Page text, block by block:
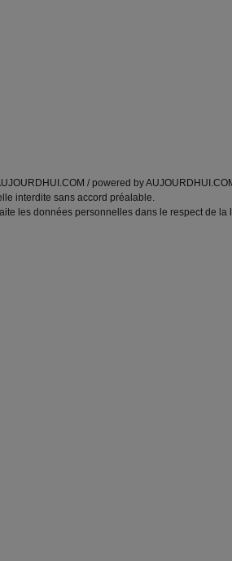
/ powered by
interdite sans accord préalable.
les données personnelles dans le respect de